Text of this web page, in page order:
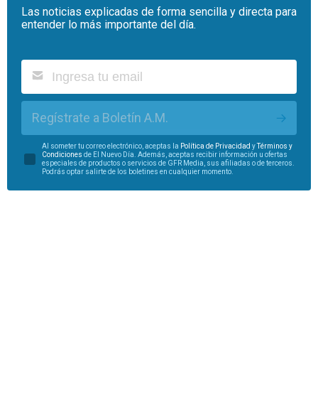
Las noticias explicadas de forma sencilla y directa para
entender lo más importante del día.
Regístrate a Boletín A.M.
Al someter tu correo electrónico, aceptas la Política de Privacidad yTérminos y
Condiciones de El Nuevo Día. Además, aceptas recibir información u ofertas
especiales de productos o servicios de GFR Media, sus afiliadas o de terceros.
Podrás optar salirte de los boletines en cualquier momento.